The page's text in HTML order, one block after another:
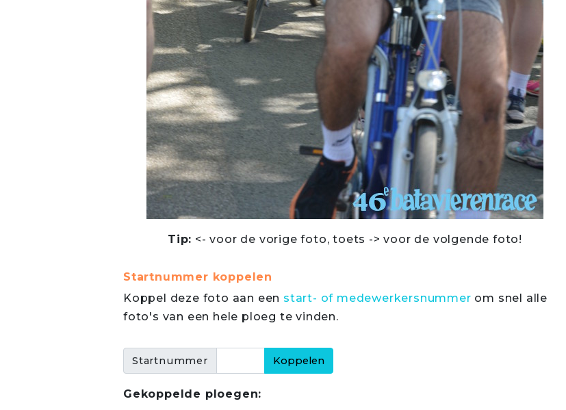
Tip: <- voor de vorige foto, toets -> voor de volgende foto!
Startnummer koppelen
Koppel deze foto aan een start- of medewerkersnummer om snel alle
foto's van een hele ploeg te vinden.
Startnummer
Gekoppelde ploegen: